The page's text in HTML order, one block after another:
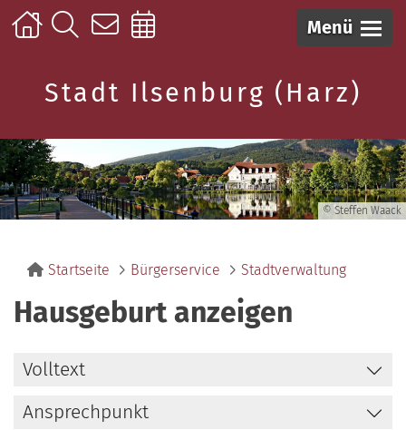
Menü
Stadt Ilsenburg (Harz)
© Steffen Waack
Startseite Bürgerservice Stadtverwaltung
Hausgeburt anzeigen
Volltext
Ansprechpunkt